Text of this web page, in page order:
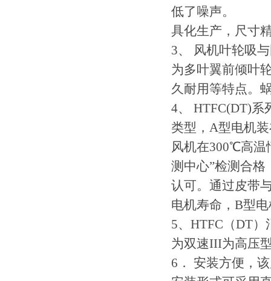
低了噪声。
具化生产，尺寸
3、 风机叶轮吸
为多叶翼前倾叶
久耐用等特点。
4、 HTFC(DT)系
类型，A型电机
风机在300℃高温
测中心”检测合
认可。通过皮带
电机寿命，B型
5、HTFC（DT
为双速III为高压
6． 安装方便，